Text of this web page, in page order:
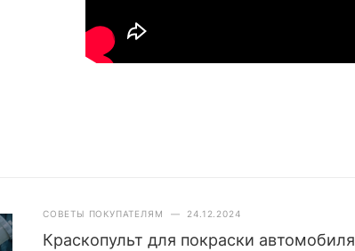
СОВЕТЫ ПОКУПАТЕЛЯМ — 24.12.2024
Краскопульт для покраски автомобиля